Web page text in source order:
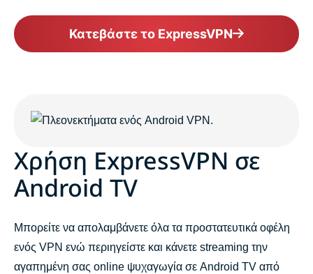
Κατεβάστε το ExpressVPN
Χρήση ExpressVPN σε
Android TV
Μπορείτε να απολαμβάνετε όλα τα προστατευτικά οφέλη
ενός VPN ενώ περιηγείστε και κάνετε streaming την
αγαπημένη σας online ψυχαγωγία σε Android TV από